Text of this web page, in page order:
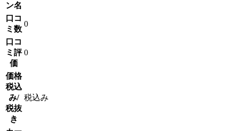
ン名
口コ
ミ数
0
口コ
ミ評
価
0
価格
税込
み/
税抜
き
税込み